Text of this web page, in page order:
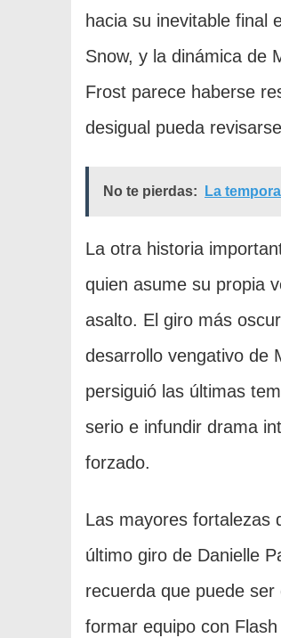
hacia su inevitable final
Snow, y la dinámica de
Frost parece haberse
desigual pueda
No te pierdas: La
La otra historia
quien asume su propia
asalto. El giro más
desarrollo vengativo de
persiguió las últimas
serio e infundir drama
forzado.
Las mayores fortalezas
último giro de Danielle
recuerda que puede
formar equipo con